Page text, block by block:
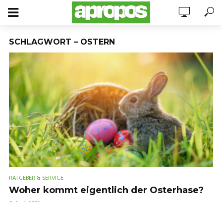
SCHLAGWORT – OSTERN
RATGEBER & SERVICE
Woher kommt eigentlich der Osterhase?